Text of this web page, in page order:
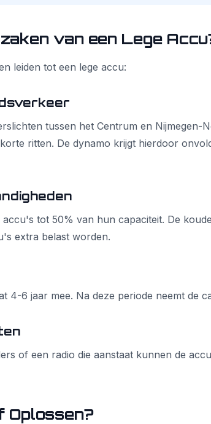
van een Lege
leiden tot een lege accu:
tussen het Centrum en Nijmegen-
ritten. De dynamo krijgt hierdoor
tot 50% van hun capaciteit. De
extra belast worden.
4-6 jaar mee. Na deze periode neemt de
of een radio die aanstaat kunnen de
Oplossen?